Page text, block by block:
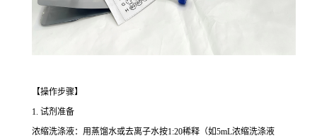
【操作步骤】
1. 试剂准备
浓缩洗涤液：用蒸馏水或去离子水按1:20稀释（如5mL浓缩洗涤液